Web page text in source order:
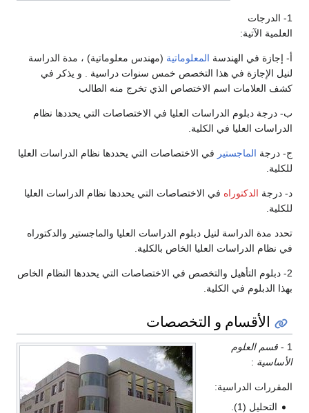
1- الدرجات
العلمية الآتية:
أ- إجازة في الهندسة المعلوماتية (مهندس معلوماتية) ، مدة الدراسة
لنيل الإجازة في هذا التخصص خمس سنوات دراسية . و يذكر في
كشف العلامات اسم الاختصاص الذي تخرج منه الطالب
ب- درجة دبلوم الدراسات العليا في الاختصاصات التي يحددها نظام
الدراسات العليا في الكلية.
ج- درجة الماجستير في الاختصاصات التي يحددها نظام الدراسات العليا
للكلية.
د- درجة الدكتوراه في الاختصاصات التي يحددها نظام الدراسات العليا
للكلية.
تحدد مدة الدراسة لنيل دبلوم الدراسات العليا والماجستير والدكتوراه
في نظام الدراسات العليا الخاص بالكلية.
2- دبلوم التأهيل والتخصص في الاختصاصات التي يحددها النظام الخاص
بهذا الدبلوم في الكلية.
الأقسام و التخصصات
1 -
قسم العلوم
الأساسية :
المقررات الدراسية:
التحليل (1).